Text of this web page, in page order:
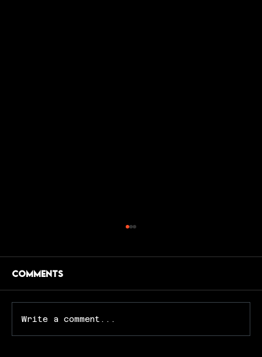
Comments
Write a comment...